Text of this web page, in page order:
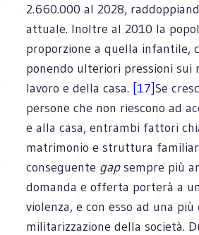
2.660.000 al 2028,
attuale. Inoltre al 2010 la
proporzione a quella infantile,
ponendo ulteriori pressioni sui
lavoro e della casa. [17]Se
persone che non riescono ad
e alla casa, entrambi fattori
matrimonio e struttura
conseguente gapsempre più
domanda e offerta porterà a
violenza, e con esso ad una più
militarizzazione della società.